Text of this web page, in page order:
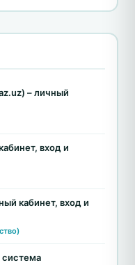
– личный
вход и
кабинет, вход и